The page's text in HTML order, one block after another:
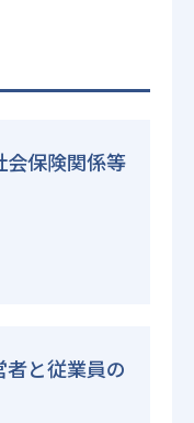
会保険関係等
と従業員の